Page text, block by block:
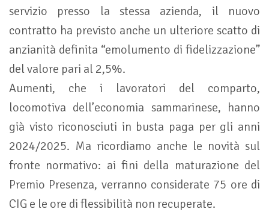
servizio presso la stessa azienda, il nuovo
contratto ha previsto anche un ulteriore scatto di
anzianità definita “emolumento di fidelizzazione”
del valore pari al 2,5%.
Aumenti, che i lavoratori del comparto,
locomotiva dell’economia sammarinese, hanno
già visto riconosciuti in busta paga per gli anni
2024/2025. Ma ricordiamo anche le novità sul
fronte normativo: ai fini della maturazione del
Premio Presenza, verranno considerate 75 ore di
CIG e le ore di flessibilità non recuperate.